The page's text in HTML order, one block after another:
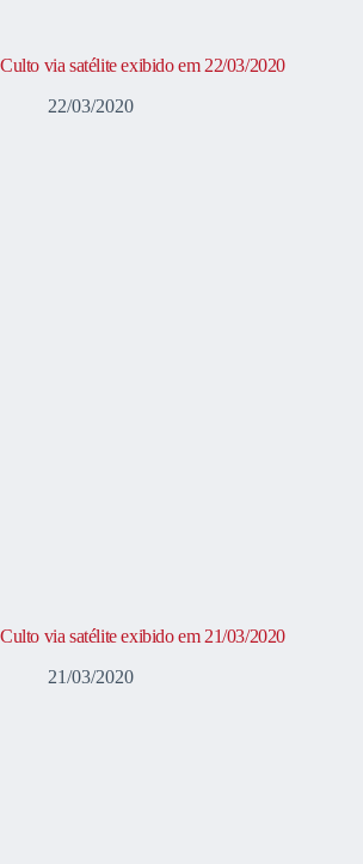
Culto via satélite exibido em 22/03/2020
22/03/2020
Culto via satélite exibido em 21/03/2020
21/03/2020